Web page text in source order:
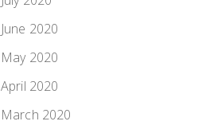
June 2020
May 2020
April 2020
March 2020